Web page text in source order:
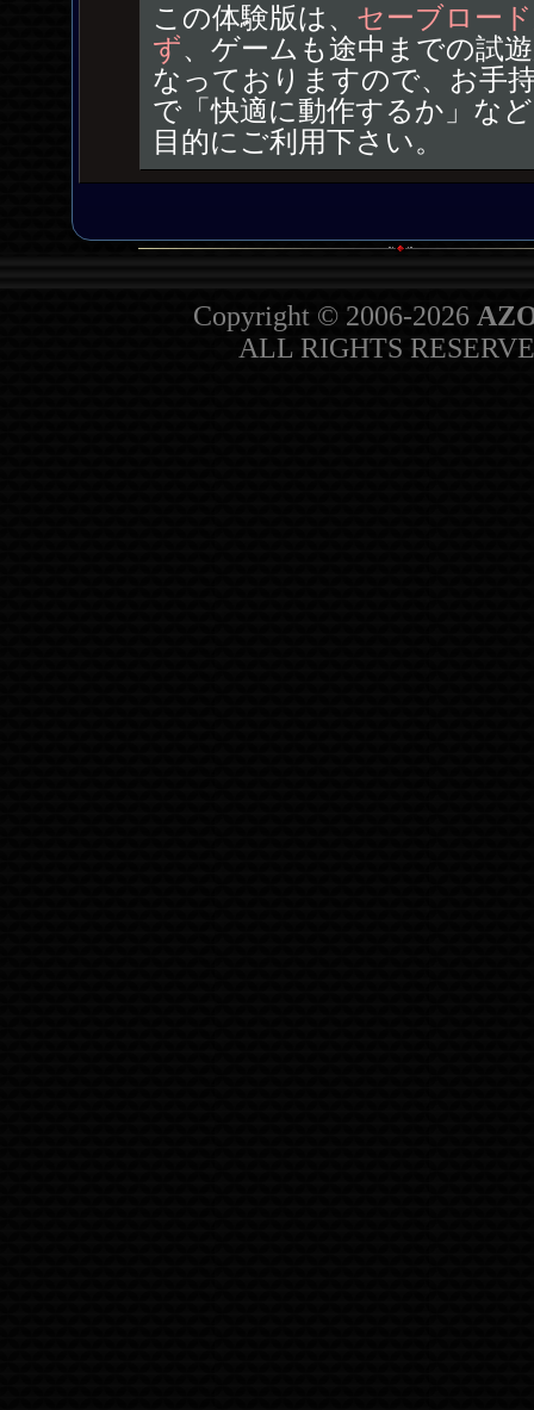
この体験版は、 セーブロー
ず、ゲームも途中までの試
なっておりますので、お手
で「快適に動作するか」な
目的にご利用下さい。
Copyright © 2006-2026
ALL RIGHTS